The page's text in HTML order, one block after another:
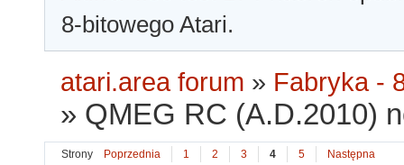
8-bitowego Atari.
atari.area forum » Fabryka -
» QMEG RC (A.D.2010)
Strony Poprzednia 1 2 3 4 5 Następna